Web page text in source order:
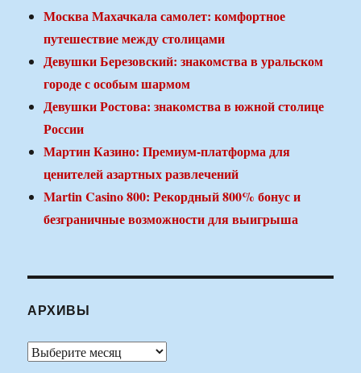
Москва Махачкала самолет: комфортное
путешествие между столицами
Девушки Березовский: знакомства в уральском
городе с особым шармом
Девушки Ростова: знакомства в южной столице
России
Мартин Казино: Премиум-платформа для
ценителей азартных развлечений
Martin Casino 800: Рекордный 800% бонус и
безграничные возможности для выигрыша
АРХИВЫ
Архивы